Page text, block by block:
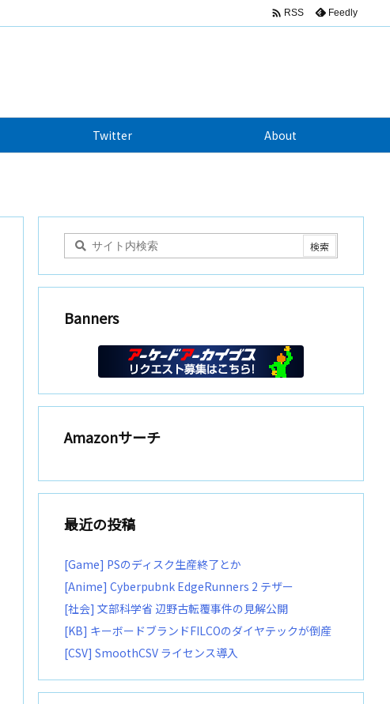
Twitter About
 RSS Feedly
Banners
Amazonサーチ
最近の投稿
[Game] PSのディスク生産終了とか
[Anime] Cyberpubnk EdgeRunners 2 テザー
[社会] 文部科学省 辺野古転覆事件の見解公開
[KB] キーボードブランドFILCOのダイヤテックが倒産
[CSV] SmoothCSV ライセンス導入